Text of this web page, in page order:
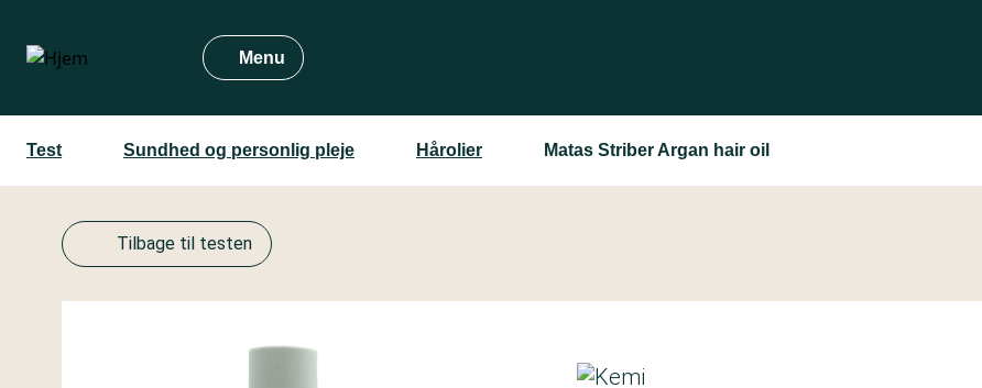
hovedindhold
Menu
Test Sundhed og personlig pleje Hårolier Matas Striber Argan hair oil
Tilbage til testen